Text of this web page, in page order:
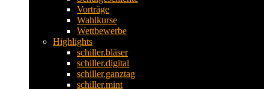
Vorträge
Wahlkurse
Wettbewerbe
Highlights
schiller.bläser
schiller.digital
schiller.ganztag
schiller.mint